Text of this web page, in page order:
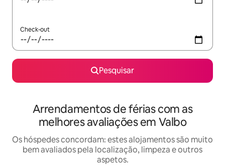
Check-out
Pesquisar
Arrendamentos de férias com as
melhores avaliações em Valbo
Os hóspedes concordam: estes alojamentos são muito
bem avaliados pela localização, limpeza e outros
aspetos.